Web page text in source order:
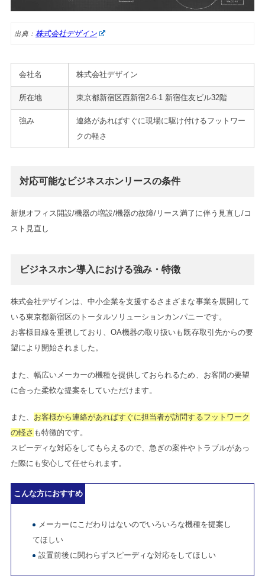
出典： 株式会社デザイン
会社名 株式会社デザイン
所在地 東京都新宿区西新宿2-6-1 新宿住友ビル32階
強み
連絡があればすぐに現場に駆け付けるフットワー
クの軽さ
対応可能なビジネスホンリースの条件
新規オフィス開設/機器の増設/機器の故障/リース満了に伴う見直し/コ
スト見直し
ビジネスホン導入における強み・特徴
株式会社デザインは、中小企業を支援するさまざまな事業を展開して
いる東京都新宿区のトータルソリューションカンパニーです。
お客様目線を重視しており、OA機器の取り扱いも既存取引先からの要
望により開始されました。
また、幅広いメーカーの機種を提供しておられるため、お客間の要望
に合った柔軟な提案をしていただけます。
また、 お客様から連絡があればすぐに担当者が訪問するフットワーク
の軽さ も特徴的です。
スピーディな対応をしてもらえるので、急ぎの案件やトラブルがあっ
た際にも安心して任せられます。
こんな方におすすめ
メーカーにこだわりはないのでいろいろな機種を提案し
てほしい
設置前後に関わらずスピーディな対応をしてほしい